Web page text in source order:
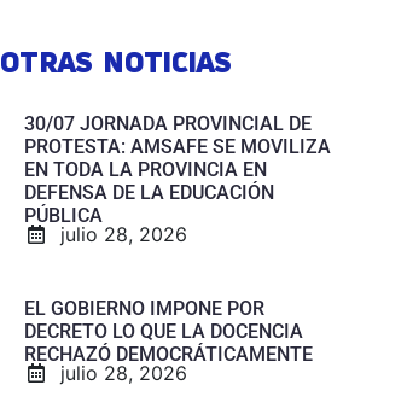
OTRAS NOTICIAS
30/07 JORNADA PROVINCIAL DE
PROTESTA: AMSAFE SE MOVILIZA
EN TODA LA PROVINCIA EN
DEFENSA DE LA EDUCACIÓN
PÚBLICA
julio 28, 2026
EL GOBIERNO IMPONE POR
DECRETO LO QUE LA DOCENCIA
RECHAZÓ DEMOCRÁTICAMENTE
julio 28, 2026